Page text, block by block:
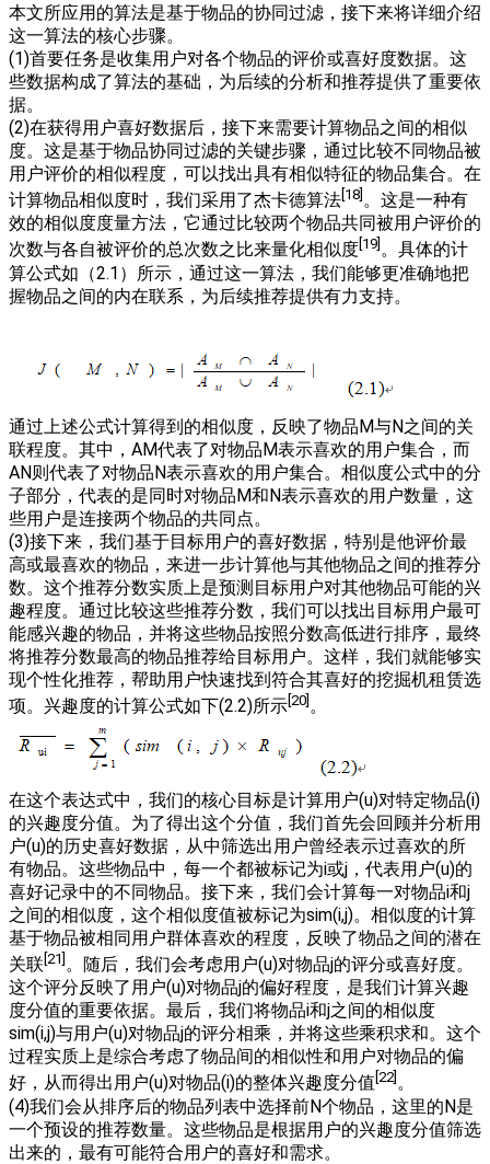
本文所应用的算法是基于物品的协同过滤，接下来将详细介绍
这一算法的核心步骤。
(1)首要任务是收集用户对各个物品的评价或喜好度数据。这
些数据构成了算法的基础，为后续的分析和推荐提供了重要依
据。
(2)在获得用户喜好数据后，接下来需要计算物品之间的相似
度。这是基于物品协同过滤的关键步骤，通过比较不同物品被
用户评价的相似程度，可以找出具有相似特征的物品集合。在
计算物品相似度时，我们采用了杰卡德算法 [18] 。这是一种有
效的相似度度量方法，它通过比较两个物品共同被用户评价的
次数与各自被评价的总次数之比来量化相似度 [19] 。具体的计
算公式如（2.1）所示，通过这一算法，我们能够更准确地把
握物品之间的内在联系，为后续推荐提供有力支持。
通过上述公式计算得到的相似度，反映了物品M与N之间的关
联程度。其中，AM代表了对物品M表示喜欢的用户集合，而
AN则代表了对物品N表示喜欢的用户集合。相似度公式中的分
子部分，代表的是同时对物品M和N表示喜欢的用户数量，这
些用户是连接两个物品的共同点。
(3)接下来，我们基于目标用户的喜好数据，特别是他评价最
高或最喜欢的物品，来进一步计算他与其他物品之间的推荐分
数。这个推荐分数实质上是预测目标用户对其他物品可能的兴
趣程度。通过比较这些推荐分数，我们可以找出目标用户最可
能感兴趣的物品，并将这些物品按照分数高低进行排序，最终
将推荐分数最高的物品推荐给目标用户。这样，我们就能够实
现个性化推荐，帮助用户快速找到符合其喜好的挖掘机租赁选
项。兴趣度的计算公式如下(2.2)所示[20] 。
在这个表达式中，我们的核心目标是计算用户(u)对特定物品(i)
的兴趣度分值。为了得出这个分值，我们首先会回顾并分析用
户(u)的历史喜好数据，从中筛选出用户曾经表示过喜欢的所
有物品。这些物品中，每一个都被标记为i或j，代表用户(u)的
喜好记录中的不同物品。接下来，我们会计算每一对物品i和j
之间的相似度，这个相似度值被标记为sim(i,j)。相似度的计算
基于物品被相同用户群体喜欢的程度，反映了物品之间的潜在
关联 [21] 。随后，我们会考虑用户(u)对物品j的评分或喜好度。
这个评分反映了用户(u)对物品j的偏好程度，是我们计算兴趣
度分值的重要依据。最后，我们将物品i和j之间的相似度
sim(i,j)与用户(u)对物品j的评分相乘，并将这些乘积求和。这个
过程实质上是综合考虑了物品间的相似性和用户对物品的偏
好，从而得出用户(u)对物品(i)的整体兴趣度分值 [22] 。
(4)我们会从排序后的物品列表中选择前N个物品，这里的N是
一个预设的推荐数量。这些物品是根据用户的兴趣度分值筛选
出来的，最有可能符合用户的喜好和需求。